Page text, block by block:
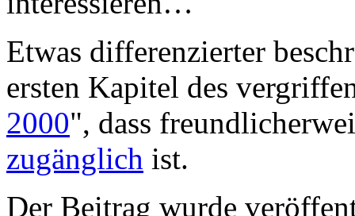
Etwas differenzierter
ersten Kapitel des
2000", dass
zugänglich ist.
Der Beitrag wurde